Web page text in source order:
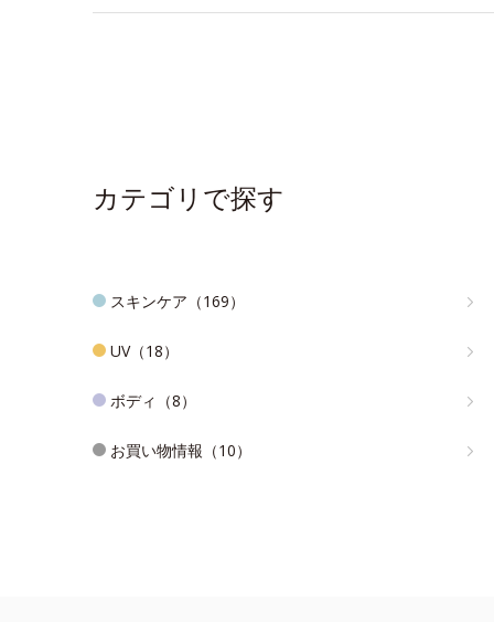
カテゴリで探す
スキンケア（169）
UV（18）
ボディ（8）
お買い物情報（10）